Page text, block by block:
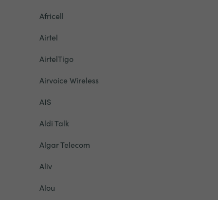
Africell
Airtel
AirtelTigo
Airvoice Wireless
AIS
Aldi Talk
Algar Telecom
Aliv
Alou